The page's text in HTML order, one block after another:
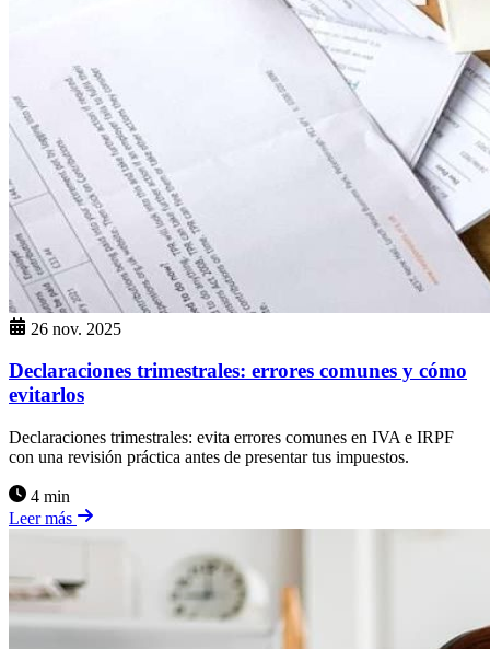
26 nov. 2025
Declaraciones trimestrales: errores comunes y cómo
evitarlos
Declaraciones trimestrales: evita errores comunes en IVA e IRPF
con una revisión práctica antes de presentar tus impuestos.
4 min
Leer más